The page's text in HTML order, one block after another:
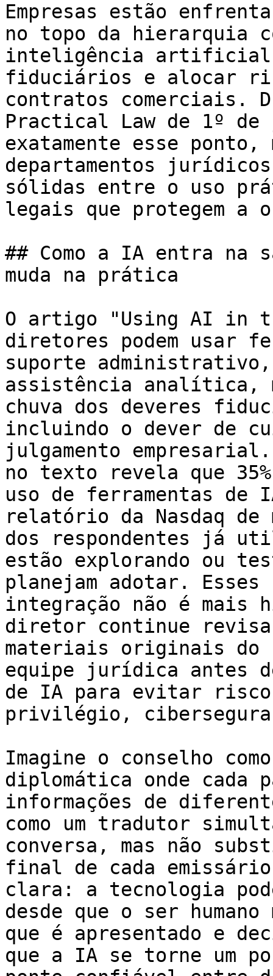
Empresas estão
no topo da hierarquia
inteligência artificial
fiduciários e alocar
contratos comerciais.
Practical Law de 1º de
exatamente esse ponto,
departamentos
sólidas entre o uso
legais que protegem a
## Como a IA entra na
muda na prática
O artigo "Using AI in
diretores podem usar
suporte
assistência analítica,
chuva dos deveres
incluindo o dever de
julgamento
no texto revela que
uso de ferramentas de
relatório da Nasdaq de
dos respondentes já
estão explorando ou
planejam adotar. Esses
integração não é mais
diretor continue
materiais originais do
equipe jurídica antes
de IA para evitar
privilégio,
Imagine o conselho
diplomática onde
informações de
como um tradutor
conversa, mas não
final de cada
clara: a tecnologia
desde que o ser
que é apresentado e
que a IA se torne um